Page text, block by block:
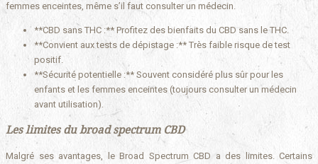
femmes enceintes, même s’il faut consulter un médecin.
**CBD sans THC :** Profitez des bienfaits du CBD sans le THC.
**Convient aux tests de dépistage :** Très faible risque de test
positif.
**Sécurité potentielle :** Souvent considéré plus sûr pour les
enfants et les femmes enceintes (toujours consulter un médecin
avant utilisation).
Les limites du broad spectrum CBD
Malgré ses avantages, le Broad Spectrum CBD a des limites. Certains